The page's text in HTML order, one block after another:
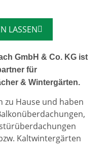
LASSEN
GmbH & Co. KG ist
für
& Wintergärten.
zu Hause und haben
Kaltwintergärten